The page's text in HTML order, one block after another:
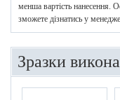
менша вартість нанесення.
зможете дізнатись у
Зразки